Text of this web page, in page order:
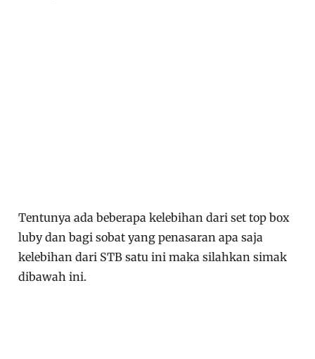
Tentunya ada beberapa kelebihan dari set top box
luby dan bagi sobat yang penasaran apa saja
kelebihan dari STB satu ini maka silahkan simak
dibawah ini.